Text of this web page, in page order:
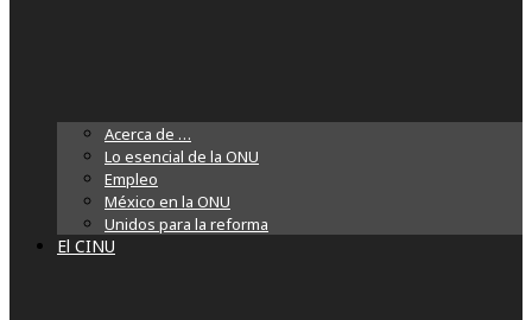
Acerca de …
Lo esencial de la ONU
Empleo
México en la ONU
Unidos para la reforma
El CINU